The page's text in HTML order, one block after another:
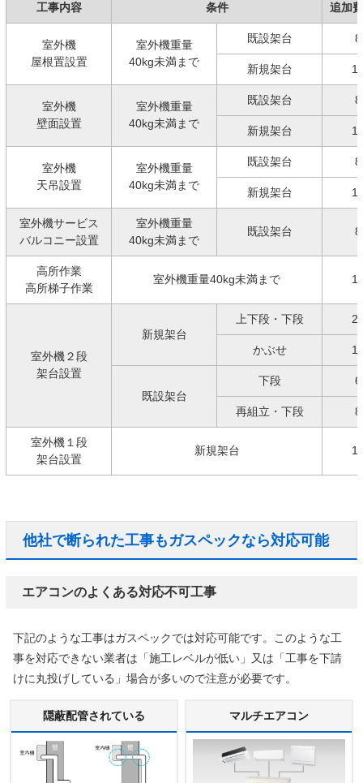
工事内容 条件 追加
室外機
屋根置設置
室外機重量
40kg未満まで
既設架台
新規架台
室外機
壁面設置
室外機重量
40kg未満まで
既設架台
新規架台
室外機
天吊設置
室外機重量
40kg未満まで
既設架台
新規架台
室外機サービス
バルコニー設置
室外機重量
40kg未満まで
既設架台
高所作業
高所梯子作業
室外機重量40kg未満まで
室外機２段
架台設置
新規架台
上下段・下段
かぶせ
既設架台
下段
再組立・下段
室外機１段
架台設置
新規架台
他社で断られた工事もガスペックなら対応可能
エアコンのよくある対応不可工事
下記のような工事はガスペックでは対応可能です。このような工
事を対応できない業者は「施工レベルが低い」又は「工事を下請
けに丸投げしている」場合が多いので注意が必要です。
隠蔽配管されている マルチエアコン